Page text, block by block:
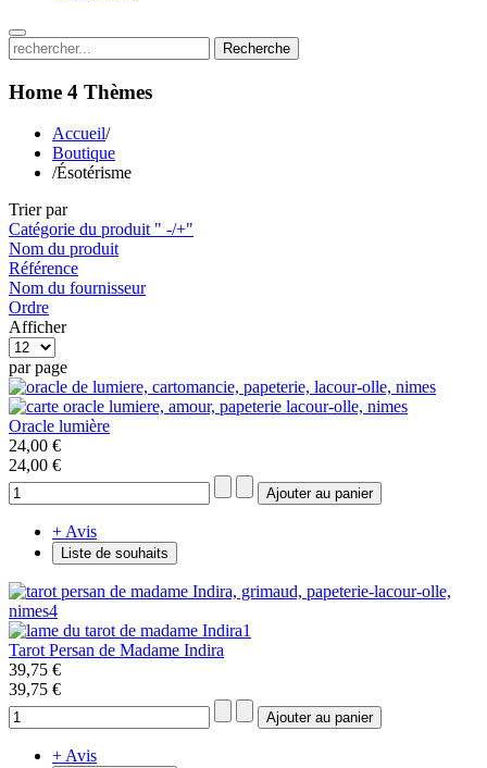
Recherche
Home 4 Thèmes
Accueil/
Boutique
/Ésotérisme
Trier par
Catégorie du produit " -/+"
Nom du produit
Référence
Nom du fournisseur
Ordre
Afficher
par page
Oracle lumière
24,00 €
24,00 €
+ Avis
Liste de souhaits
Tarot Persan de Madame Indira
39,75 €
39,75 €
+ Avis